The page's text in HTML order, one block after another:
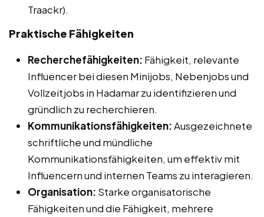
Traackr).
Praktische Fähigkeiten
Recherchefähigkeiten: Fähigkeit, relevante
Influencer bei diesen Minijobs, Nebenjobs und
Vollzeitjobs in Hadamar zu identifizieren und
gründlich zu recherchieren.
Kommunikationsfähigkeiten:Ausgezeichnete
schriftliche und mündliche
Kommunikationsfähigkeiten, um effektiv mit
Influencern und internen Teams zu interagieren.
Organisation: Starke organisatorische
Fähigkeiten und die Fähigkeit, mehrere